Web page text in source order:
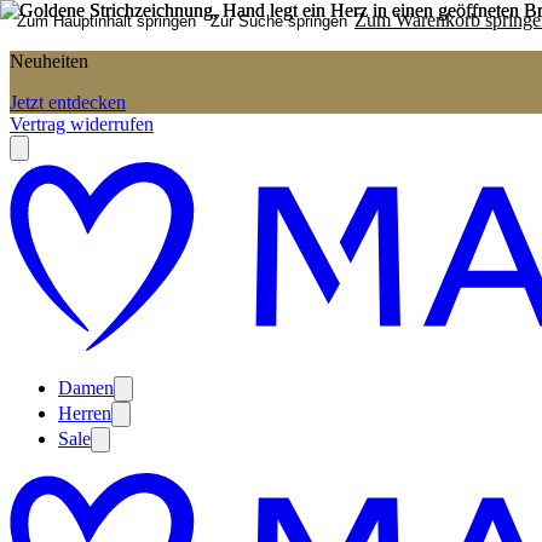
Zum Hauptinhalt springen Zur Suche springen Zum Warenkorb
Neuheiten
Jetzt entdecken
Vertrag widerrufen
Damen
Herren
Sale